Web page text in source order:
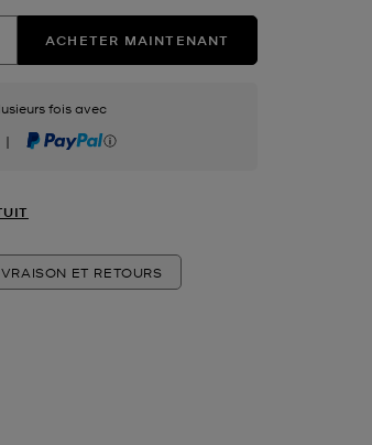
ACHETER MAINTENANT
fois avec
| PayPal
ET RETOURS